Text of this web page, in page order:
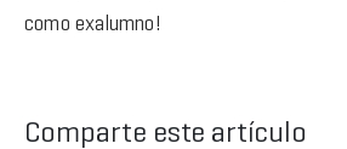
como exalumno!
Comparte este artículo